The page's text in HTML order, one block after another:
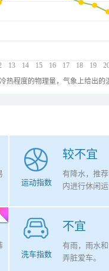
13 14 15 16 17 18 19
热程度的物理量，气象上给出
较不宜
运动指数
有降水，推
内进行休闲
不宜
洗车指数
有雨，雨水
弄脏爱车。